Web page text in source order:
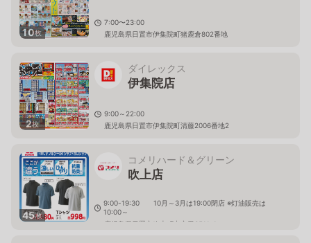
10枚
7:00〜23:00
鹿児島県日置市伊集院町猪鹿倉802番地
2枚
ダイレックス
伊集院店
9:00～22:00
鹿児島県日置市伊集院町清藤2006番地2
45枚
コメリハード＆グリーン
吹上店
9:00-19:30 10月～3月は19:00閉店 ※灯油販売は
10:00～
鹿児島県日置市吹上町中之里3511-1